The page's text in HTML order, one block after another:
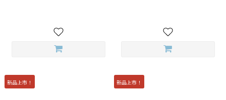
新品上市！ 新品上市！